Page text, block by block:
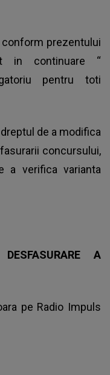
prezentului
in continuare “
pentru toti
de a modifica
concursului,
a verifica varianta
A
pe Radio Impuls